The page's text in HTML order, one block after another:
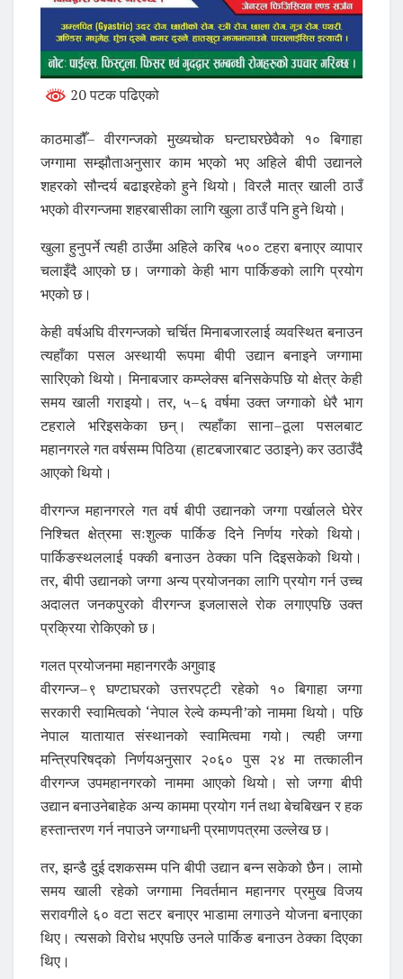
20 पटक पढिएको
काठमाडौँ– वीरगन्जको मुख्यचोक घन्टाघरछेवैको १० बिगाहा
जग्गामा सम्झौताअनुसार काम भएको भए अहिले बीपी उद्यानले
शहरको सौन्दर्य बढाइरहेको हुने थियो। विरलै मात्र खाली ठाउँ
भएको वीरगन्जमा शहरबासीका लागि खुला ठाउँ पनि हुने थियो।
खुला हुनुपर्ने त्यही ठाउँमा अहिले करिब ५०० टहरा बनाएर व्यापार
चलाइँदै आएको छ। जग्गाको केही भाग पार्किङको लागि प्रयोग
भएको छ।
केही वर्षअघि वीरगन्जको चर्चित मिनाबजारलाई व्यवस्थित बनाउन
त्यहाँका पसल अस्थायी रूपमा बीपी उद्यान बनाइने जग्गामा
सारिएको थियो। मिनाबजार कम्प्लेक्स बनिसकेपछि यो क्षेत्र केही
समय खाली गराइयो। तर, ५–६ वर्षमा उक्त जग्गाको धेरै भाग
टहराले भरिइसकेका छन्। त्यहाँका साना–ठूला पसलबाट
महानगरले गत वर्षसम्म पिठिया (हाटबजारबाट उठाइने) कर उठाउँदै
आएको थियो।
वीरगन्ज महानगरले गत वर्ष बीपी उद्यानको जग्गा पर्खालले घेरेर
निश्चित क्षेत्रमा सःशुल्क पार्किङ दिने निर्णय गरेको थियो।
पार्किङस्थललाई पक्की बनाउन ठेक्का पनि दिइसकेको थियो।
तर, बीपी उद्यानको जग्गा अन्य प्रयोजनका लागि प्रयोग गर्न उच्च
अदालत जनकपुरको वीरगन्ज इजलासले रोक लगाएपछि उक्त
प्रक्रिया रोकिएको छ।
गलत प्रयोजनमा महानगरकै अगुवाइ
वीरगन्ज–९ घण्टाघरको उत्तरपट्टी रहेको १० बिगाहा जग्गा
सरकारी स्वामित्वको ‘नेपाल रेल्वे कम्पनी’को नाममा थियो। पछि
नेपाल यातायात संस्थानको स्वामित्वमा गयो। त्यही जग्गा
मन्त्रिपरिषद्को निर्णयअनुसार २०६० पुस २४ मा तत्कालीन
वीरगन्ज उपमहानगरको नाममा आएको थियो। सो जग्गा बीपी
उद्यान बनाउनेबाहेक अन्य काममा प्रयोग गर्न तथा बेचबिखन र हक
हस्तान्तरण गर्न नपाउने जग्गाधनी प्रमाणपत्रमा उल्लेख छ।
तर, झन्डै दुई दशकसम्म पनि बीपी उद्यान बन्न सकेको छैन। लामो
समय खाली रहेको जग्गामा निवर्तमान महानगर प्रमुख विजय
सरावगीले ६० वटा सटर बनाएर भाडामा लगाउने योजना बनाएका
थिए। त्यसको विरोध भएपछि उनले पार्किङ बनाउन ठेक्का दिएका
थिए।